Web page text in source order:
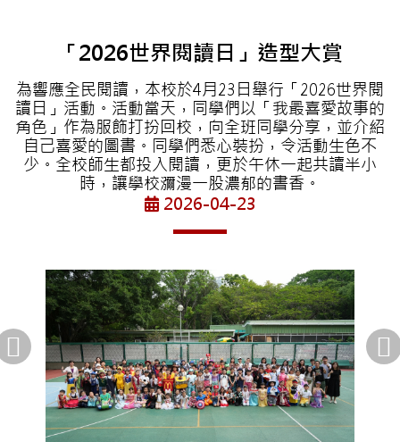
「2026世界閱讀日」造型大賞
為響應全民閱讀，本校於4月23日舉行「2026世界閱
讀日」活動。活動當天，同學們以「我最喜愛故事的
角色」作為服飾打扮回校，向全班同學分享，並介紹
自己喜愛的圖書。同學們悉心裝扮，令活動生色不
少。全校師生都投入閱讀，更於午休一起共讀半小
時，讓學校瀰漫一股濃郁的書香。
2026-04-23